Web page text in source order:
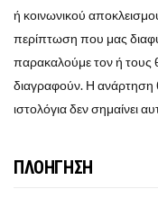
ή κοινωνικού
περίπτωση που μας
παρακαλούμε τον ή τους
διαγραφούν. Η ανάρτηση
ιστολόγια δεν σημαίνει
ΠΛΟΗΓΗΣΗ